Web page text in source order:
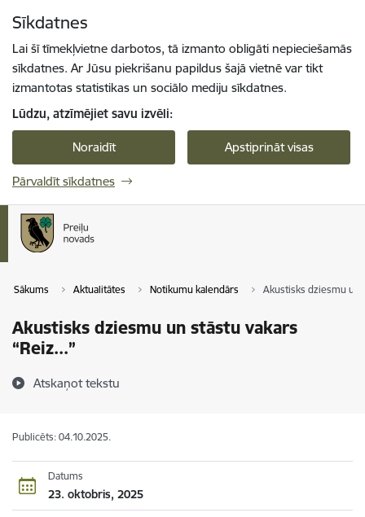
Sīkdatnes
Lai šī tīmekļvietne darbotos, tā izmanto obligāti nepieciešamās
sīkdatnes. Ar Jūsu piekrišanu papildus šajā vietnē var tikt
izmantotas statistikas un sociālo mediju sīkdatnes.
Lūdzu, atzīmējiet savu izvēli:
Noraidīt Apstiprināt visas
Pārvaldīt sīkdatnes
Sākums Aktualitātes Notikumu kalendārs Akustisks dziesmu un
Akustisks dziesmu un stāstu vakars
“Reiz...”
Atskaņot tekstu
Publicēts: 04.10.2025.
Datums
23. oktobris, 2025